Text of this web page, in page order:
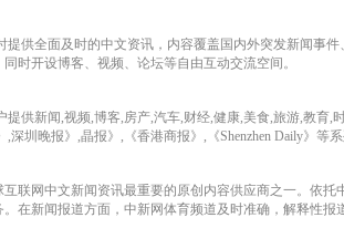
供全面及时的中文资讯，内容覆盖国内外突发新闻事
时开设博客、视频、论坛等自由互动交流空间。
供新闻,视频,博客,房产,汽车,财经,健康,美食,旅游,教育,
圳晚报》,晶报》,《香港商报》,《Shenzhen Daily》等
联网中文新闻资讯最重要的原创内容供应商之一。依
在新闻报道方面，中新网体育频道及时准确，解释性报